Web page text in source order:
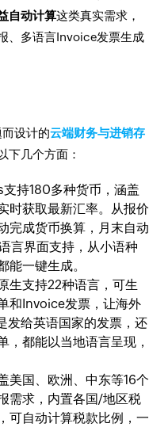
自动计算这类真实需求，
、多语言Invoice发票生成
设计的云端财务与进销存
下几个方面：
持180多种货币，涵盖
时获取最新汇率。从报价
完成货币换算，月末自动
言界面支持，从小语种
能一键生成。
生支持22种语言，可生
和Invoice发票，让海外
给英语国家的发票，还
，都能以当地语言呈现，
美国、欧洲、中东等16个
需求，内置各国/地区税
可自动计算税款比例，一